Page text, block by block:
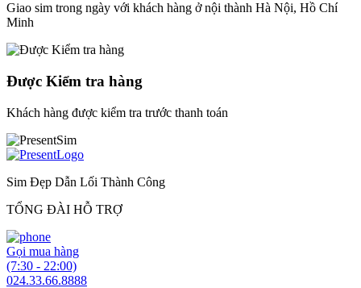
Giao sim trong ngày với khách hàng ở nội thành Hà Nội, Hồ Chí
Minh
Được Kiểm tra hàng
Khách hàng được kiểm tra trước thanh toán
Sim Đẹp Dẫn Lối Thành Công
TỔNG ĐÀI HỖ TRỢ
Gọi mua hàng
(7:30 - 22:00)
024.33.66.8888